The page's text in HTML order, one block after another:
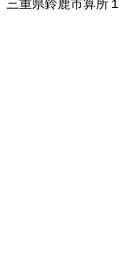
三重県鈴鹿市算所